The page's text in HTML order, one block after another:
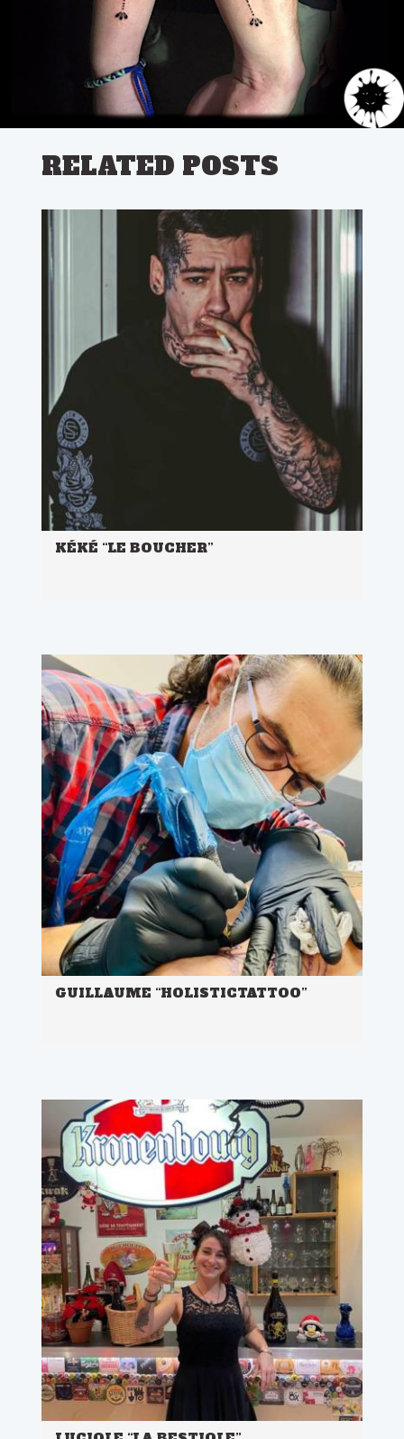
RELATED POSTS
KÉKÉ “LE BOUCHER”
GUILLAUME “HOLISTICTATTOO”